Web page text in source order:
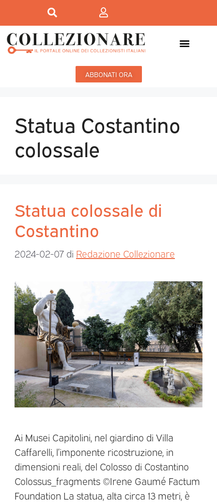
ABBONATI ORA
Statua Costantino
colossale
Statua colossale di
Costantino
2024-02-07 di Redazione Collezionare
Ai Musei Capitolini, nel giardino di Villa
Caffarelli, l’imponente ricostruzione, in
dimensioni reali, del Colosso di Costantino
Colossus_fragments ©Irene Gaumé Factum
Foundation La statua, alta circa 13 metri, è